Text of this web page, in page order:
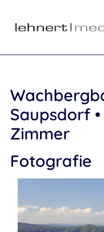
Saupsdorf
Zimmer
Fotografie